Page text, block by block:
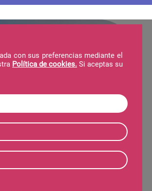
con sus preferencias mediante el
Política de cookies. Si aceptas su